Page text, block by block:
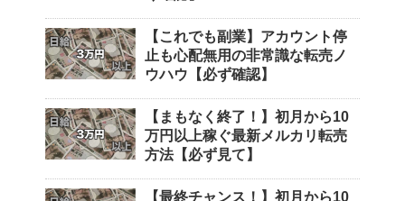
【これでも副業】アカウント停
止も心配無用の非常識な転売ノ
ウハウ【必ず確認】
【まもなく終了！】初月から10
万円以上稼ぐ最新メルカリ転売
方法【必ず見て】
【最終チャンス！】初月から10